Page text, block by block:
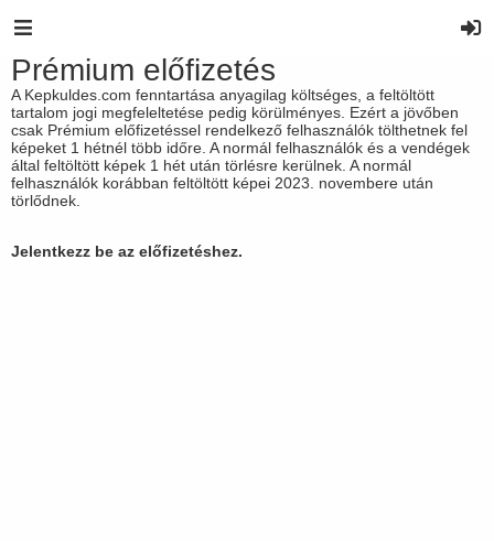
Prémium előfizetés
A Kepkuldes.com fenntartása anyagilag költséges, a feltöltött
tartalom jogi megfeleltetése pedig körülményes. Ezért a jövőben
csak Prémium előfizetéssel rendelkező felhasználók tölthetnek fel
képeket 1 hétnél több időre. A normál felhasználók és a vendégek
által feltöltött képek 1 hét után törlésre kerülnek. A normál
felhasználók korábban feltöltött képei 2023. novembere után
törlődnek.
Jelentkezz be az előfizetéshez.